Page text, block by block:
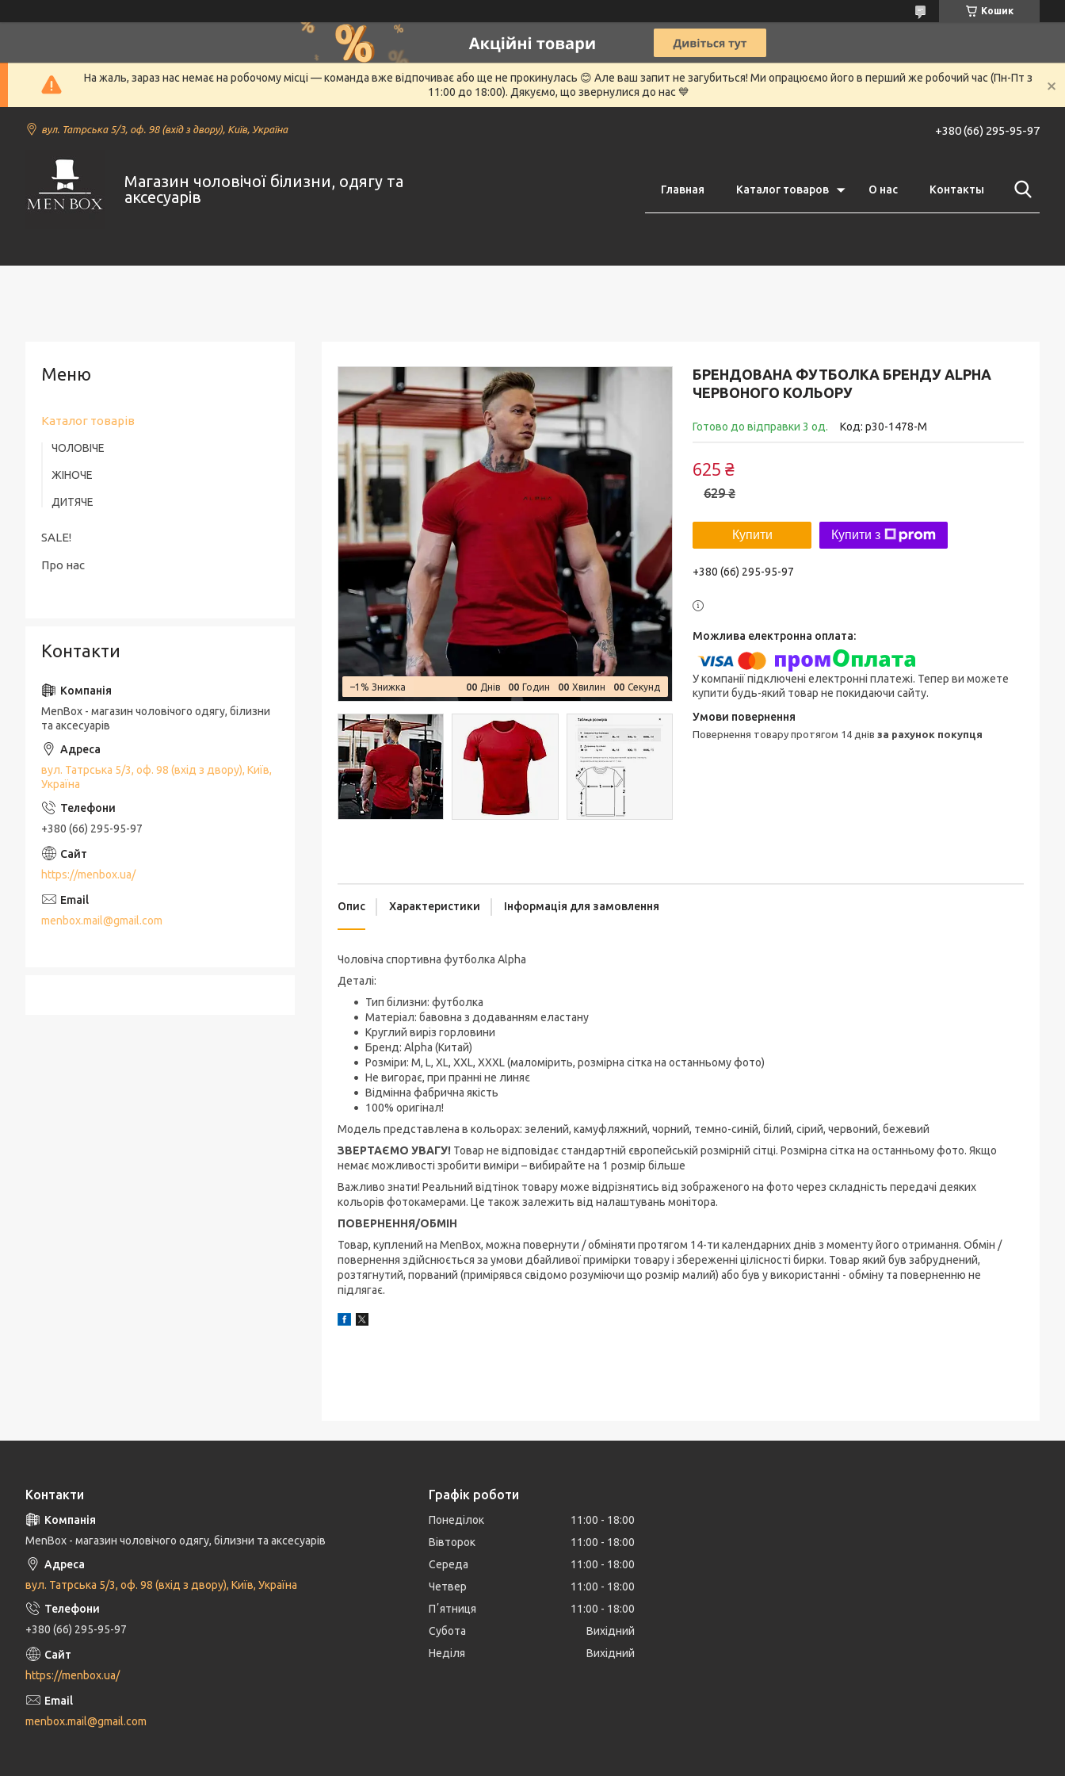
Кошик
На жаль, зараз нас немає на робочому місці — команда вже відпочиває або ще не прокинулась 😊 Але ваш запит не загубиться! Ми опрацюємо його в перший же робочий час (Пн-Пт з
11:00 до 18:00). Дякуємо, що звернулися до нас 💙
вул. Татрська 5/3, оф. 98 (вхід з двору), Київ, Україна +380 (66) 295-95-97
Магазин чоловічої білизни, одягу та
аксесуарів
Главная Каталог товаров О нас Контакты
БРЕНДОВАНА ФУТБОЛКА БРЕНДУ ALPHA
ЧЕРВОНОГО КОЛЬОРУ
Готово до відправки 3 од. Код: p30-1478-M
629 ₴
625 ₴
Купити Купити з
+380 (66) 295-95-97
У компанії підключені електронні платежі. Тепер ви можете
купити будь-який товар не покидаючи сайту.
повернення товару протягом 14 днів за рахунок покупця
–1% 00 Днів 00 Годин 00 Хвилин 00 Секунд
Опис Характеристики Інформація для замовлення
Чоловіча спортивна футболка Alpha
Деталі:
Тип білизни: футболка
Матеріал: бавовна з додаванням еластану
Круглий виріз горловини
Бренд: Alpha (Китай)
Розміри: М, L, XL, XXL, XXXL (маломірить, розмірна сітка на останньому фото)
Не вигорає, при пранні не линяє
Відмінна фабрична якість
100% оригінал!
Модель представлена в кольорах: зелений, камуфляжний, чорний, темно-синій, білий, сірий, червоний, бежевий
ЗВЕРТАЄМО УВАГУ! Товар не відповідає стандартній європейській розмірній сітці. Розмірна сітка на останньому фото. Якщо
немає можливості зробити виміри – вибирайте на 1 розмір більше
Важливо знати! Реальний відтінок товару може відрізнятись від зображеного на фото через складність передачі деяких
кольорів фотокамерами. Це також залежить від налаштувань монітора.
ПОВЕРНЕННЯ/ОБМІН
Товар, куплений на MenBox, можна повернути / обміняти протягом 14-ти календарних днів з моменту його отримання. Обмін /
повернення здійснюється за умови дбайливої примірки товару і збереженні цілісності бирки. Товар який був забруднений,
розтягнутий, порваний (примірявся свідомо розуміючи що розмір малий) або був у використанні - обміну та поверненню не
підлягає.
Каталог товарів
ЧОЛОВІЧЕ
ЖІНОЧЕ
ДИТЯЧЕ
SALE!
Про нас
Контакти
MenBox - магазин чоловічого одягу, білизни
та аксесуарів
вул. Татрська 5/3, оф. 98 (вхід з двору), Київ,
Україна
+380 (66) 295-95-97
https://menbox.ua/
menbox.mail@gmail.com
Контакти
MenBox - магазин чоловічого одягу, білизни та аксесуарів
вул. Татрська 5/3, оф. 98 (вхід з двору), Київ, Україна
+380 (66) 295-95-97
https://menbox.ua/
menbox.mail@gmail.com
Графік роботи
Понеділок 11:00
18:00
Вівторок
11:00
18:00
Середа
11:00
18:00
Четвер
11:00
18:00
Пʼятниця
11:00
18:00
Субота
Вихідний
Неділя
Вихідний